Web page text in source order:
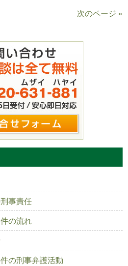
次のページ »
事責任
の流れ
の刑事弁護活動